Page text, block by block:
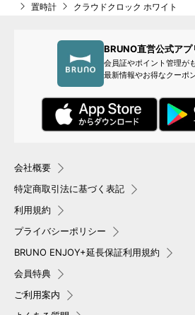
置時計
クラウドクロック ホワイト
BRUNO直営公式アプ
会員証やポイント管理が
最新情報やお得なクーポ
会社概要
特定商取引法に基づく表記
利用規約
プライバシーポリシー
BRUNO ENJOY+延長保証利用規約
会員特典
ご利用案内